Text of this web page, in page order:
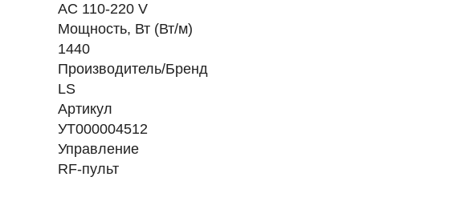
AC 110-220 V
Мощность, Вт (Вт/м)
1440
Производитель/Бренд
LS
Артикул
УТ000004512
Управление
RF-пульт